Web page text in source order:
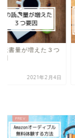
読書量が増えた３つ
2021年2月4日